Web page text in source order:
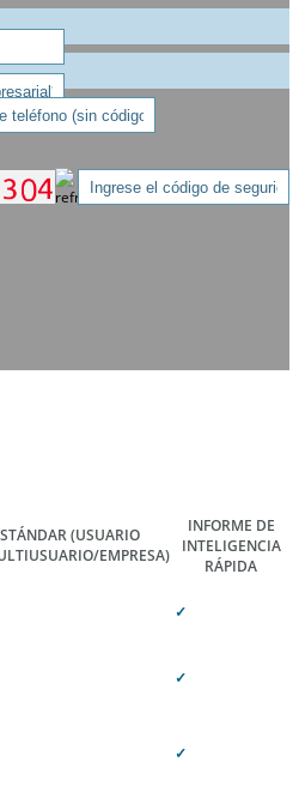
(USUARIO
EMPRESA)
INFORME DE
INTELIGENCIA
RÁPIDA
✓
✓
✓